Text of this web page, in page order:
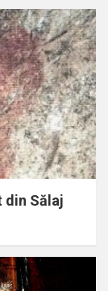
din Sălaj